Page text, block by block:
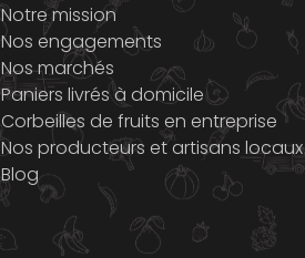
Notre mission
Nos engagements
Nos marchés
Paniers livrés à domicile
Corbeilles de fruits en entreprise
Nos producteurs et artisans locaux
Blog